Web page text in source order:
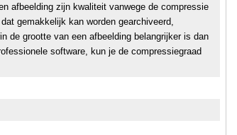
afbeelding zijn kwaliteit vanwege de compressie
gemakkelijk kan worden gearchiveerd,
de grootte van een afbeelding belangrijker is dan
software, kun je de compressiegraad